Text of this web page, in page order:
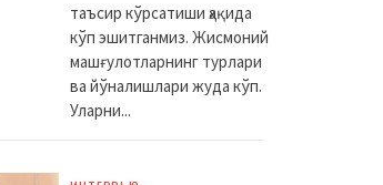
таъсир кўрсатиши ҳақида
кўп эшитганмиз. Жисмоний
машғулотларнинг турлари
ва йўналишлари жуда кўп.
Уларни...